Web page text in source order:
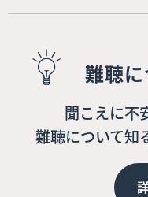
難聴
聞こえに不
難聴について知